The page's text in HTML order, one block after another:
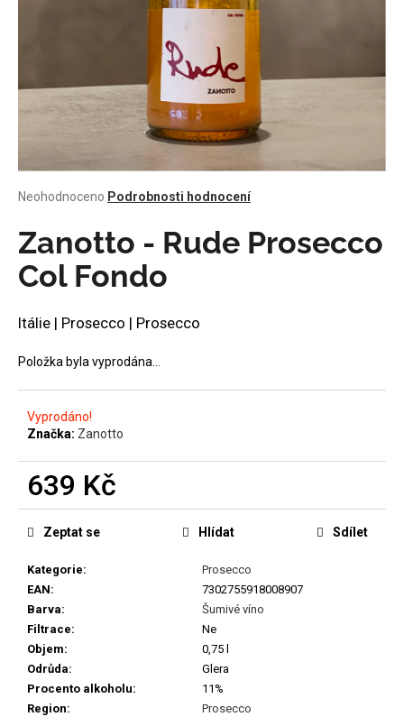
Průměrné
produktu
je
0,0
z
hvězdiček.
Neohodnoceno Podrobnosti hodnocení
Zanotto - Rude Prosecco
Col Fondo
Itálie | Prosecco | Prosecco
Položka byla vyprodána…
Vyprodáno!
Značka: Zanotto
639 Kč
Měrná
cena:
Kategorie:
Prosecco
EAN:
7302755918008907
Barva:
Šumivé víno
Filtrace:
Ne
Objem:
0,75 l
Odrůda:
Glera
Procento alkoholu:
11%
Region:
Prosecco
Zeptat se Hlídat Sdílet
t
?
D
p
r
u
č
u
e
m
e
TSCHIDA
BRUTAL
2023
899